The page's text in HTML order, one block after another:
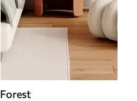
Forest